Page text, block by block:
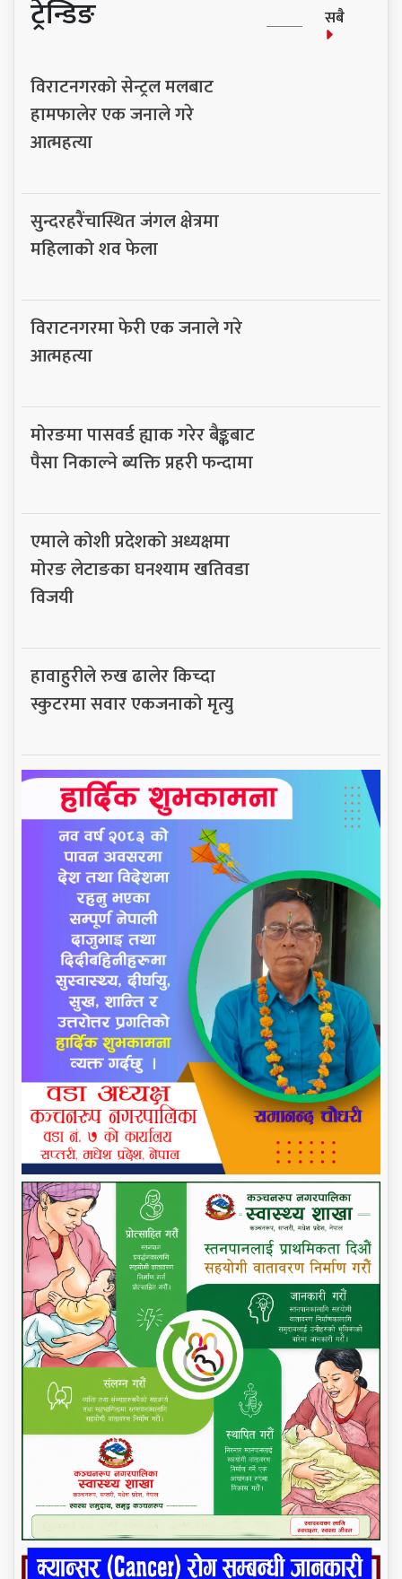
ट्रेन्डिङ सबै
विराटनगरको सेन्ट्रल मलबाट
हामफालेर एक जनाले गरे
आत्महत्या
सुन्दरहरैंचास्थित जंगल क्षेत्रमा
महिलाको शव फेला
विराटनगरमा फेरी एक जनाले गरे
आत्महत्या
मोरङमा पासवर्ड ह्याक गरेर बैङ्कबाट
पैसा निकाल्ने ब्यक्ति प्रहरी फन्दामा
एमाले कोशी प्रदेशको अध्यक्षमा
मोरङ लेटाङका घनश्याम खतिवडा
विजयी
हावाहुरीले रुख ढालेर किच्दा
स्कुटरमा सवार एकजनाको मृत्यु